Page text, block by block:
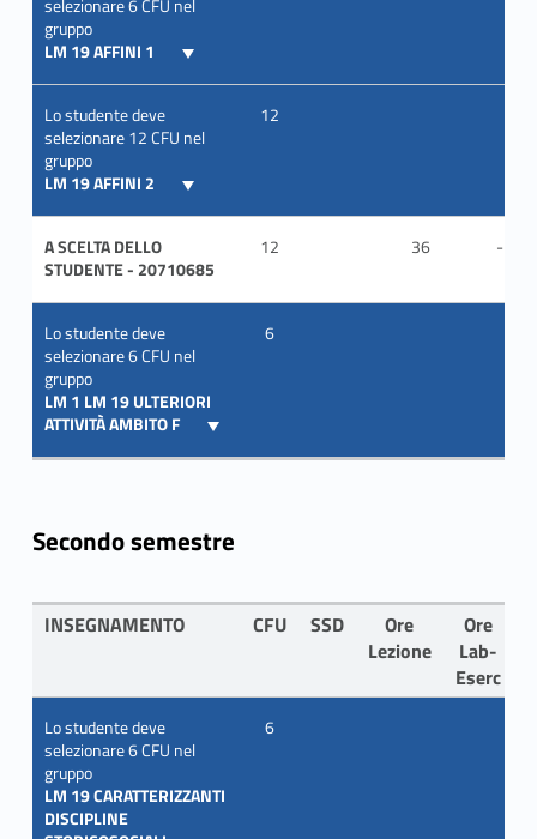
selezionare 6 CFU nel
gruppo
LM 19 AFFINI 1
Lo studente deve
selezionare 12 CFU nel
gruppo
LM 19 AFFINI 2
12
A SCELTA DELLO
STUDENTE - 20710685
12 36 -
Lo studente deve
selezionare 6 CFU nel
gruppo
LM 1 LM 19 ULTERIORI
ATTIVITÀ AMBITO F
6
Secondo semestre
INSEGNAMENTO CFU SSD
Ore
Lezione
Ore
Lab-
Eserc
Lo studente deve
selezionare 6 CFU nel
gruppo
LM 19 CARATTERIZZANTI
DISCIPLINE
6